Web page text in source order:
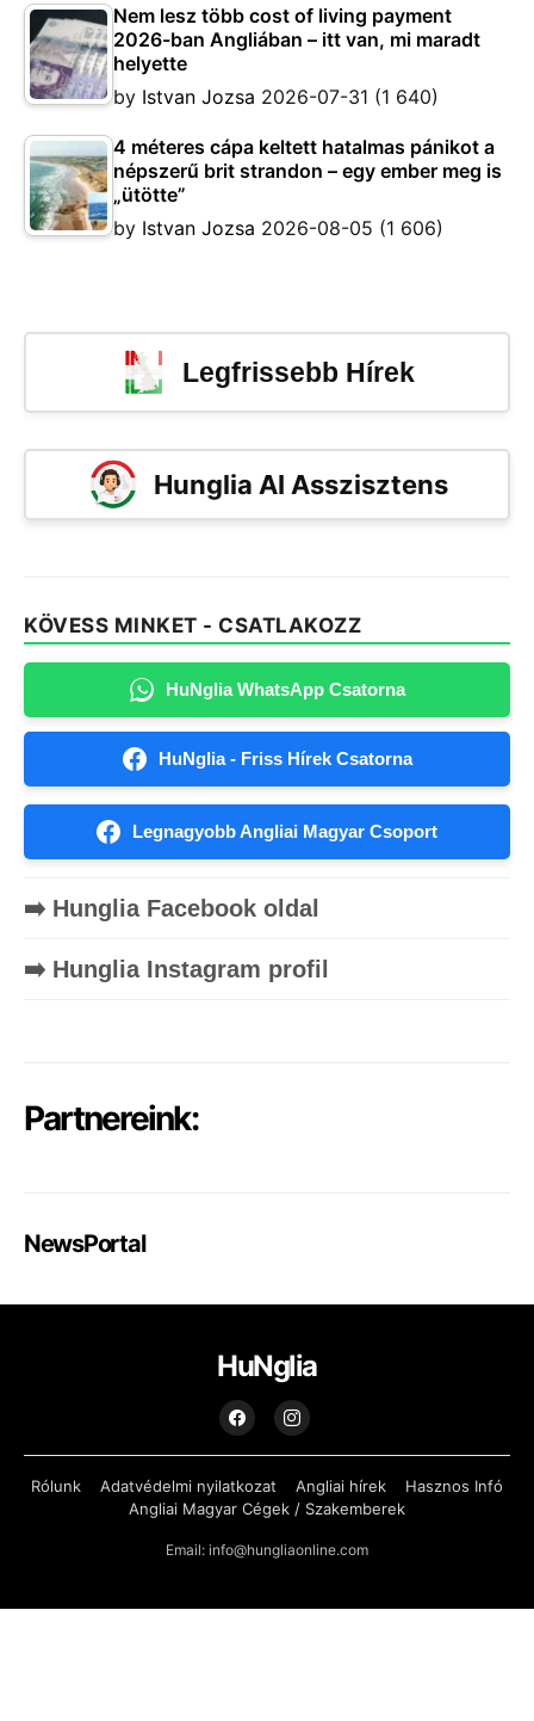
Nem lesz több cost of living payment
2026-ban Angliában – itt van, mi maradt
helyette
by Istvan Jozsa 2026-07-31 (1 640)
4 méteres cápa keltett hatalmas pánikot a
népszerű brit strandon – egy ember meg is
„ütötte”
by Istvan Jozsa 2026-08-05 (1 606)
Legfrissebb Hírek
Hunglia AI Asszisztens
KÖVESS MINKET - CSATLAKOZZ
HuNglia WhatsApp Csatorna
HuNglia - Friss Hírek Csatorna
Legnagyobb Angliai Magyar Csoport
➡️ Hunglia Facebook oldal
➡️ Hunglia Instagram profil
Partnereink:
NewsPortal
HuNglia
Rólunk Adatvédelmi nyilatkozat Angliai hírek
Hasznos Infó
Angliai Magyar Cégek / Szakemberek
Email: info@hungliaonline.com